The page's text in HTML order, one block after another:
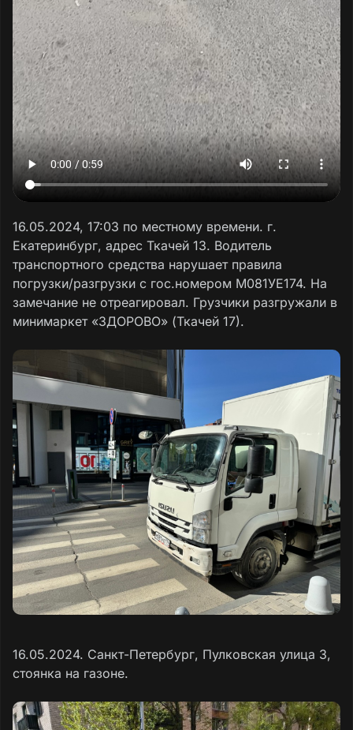
16.05.2024, 17:03 по местному времени. г.
Екатеринбург, адрес Ткачей 13. Водитель
транспортного средства нарушает правила
погрузки/разгрузки с гос.номером М081УЕ174. На
замечание не отреагировал. Грузчики разгружали в
минимаркет «ЗДОРОВО» (Ткачей 17).
16.05.2024. Санкт-Петербург, Пулковская улица 3,
стоянка на газоне.